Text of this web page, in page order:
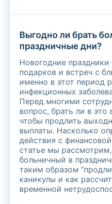
Выгодно ли брать
праздничные дни?
Новогодние
подарков и встреч с
именно в этот период
инфекционных
Перед многими
вопрос, брать ли в это
чтобы продлить
выплаты. Насколько
действия с
статье мы
больничный в
таким образом
каникулы и как
временной